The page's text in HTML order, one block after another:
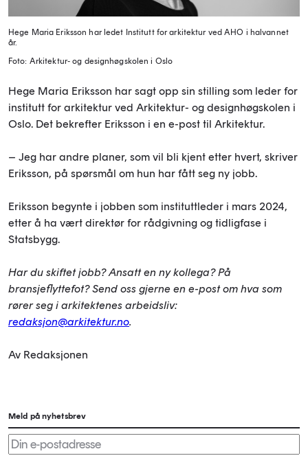
Hege Maria Eriksson har ledet Institutt for arkitektur ved AHO i halvannet
år.
Foto: Arkitektur- og designhøgskolen i Oslo
Hege Maria Eriksson har sagt opp sin stilling som leder for
institutt for arkitektur ved Arkitektur- og designhøgskolen i
Oslo. Det bekrefter Eriksson i en e-post til Arkitektur.
– Jeg har andre planer, som vil bli kjent etter hvert, skriver
Eriksson, på spørsmål om hun har fått seg ny jobb.
Eriksson begynte i jobben som instituttleder i mars 2024,
etter å ha vært direktør for rådgivning og tidligfase i
Statsbygg.
Har du skiftet jobb? Ansatt en ny kollega? På
bransjeflyttefot? Send oss gjerne en e-post om hva som
rører seg i arkitektenes arbeidsliv:
redaksjon@arkitektur.no.
Av Redaksjonen
Meld på nyhetsbrev